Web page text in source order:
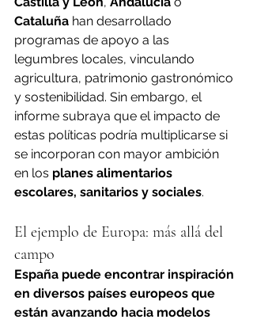
Cataluña han desarrollado
programas de apoyo a las
legumbres locales, vinculando
agricultura, patrimonio gastronómico
y sostenibilidad. Sin embargo, el
informe subraya que el impacto de
estas políticas podría multiplicarse si
se incorporan con mayor ambición
en los planes alimentarios
escolares, sanitarios y sociales.
El ejemplo de Europa: más allá del
campo
España puede encontrar inspiración
en diversos países europeos que
están avanzando hacia modelos